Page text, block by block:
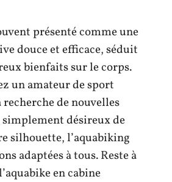
présenté comme une
douce et efficace, séduit
bienfaits sur le corps.
un amateur de sport
recherche de nouvelles
simplement désireux de
silhouette, l’aquabiking
adaptées à tous. Reste à
en cabine